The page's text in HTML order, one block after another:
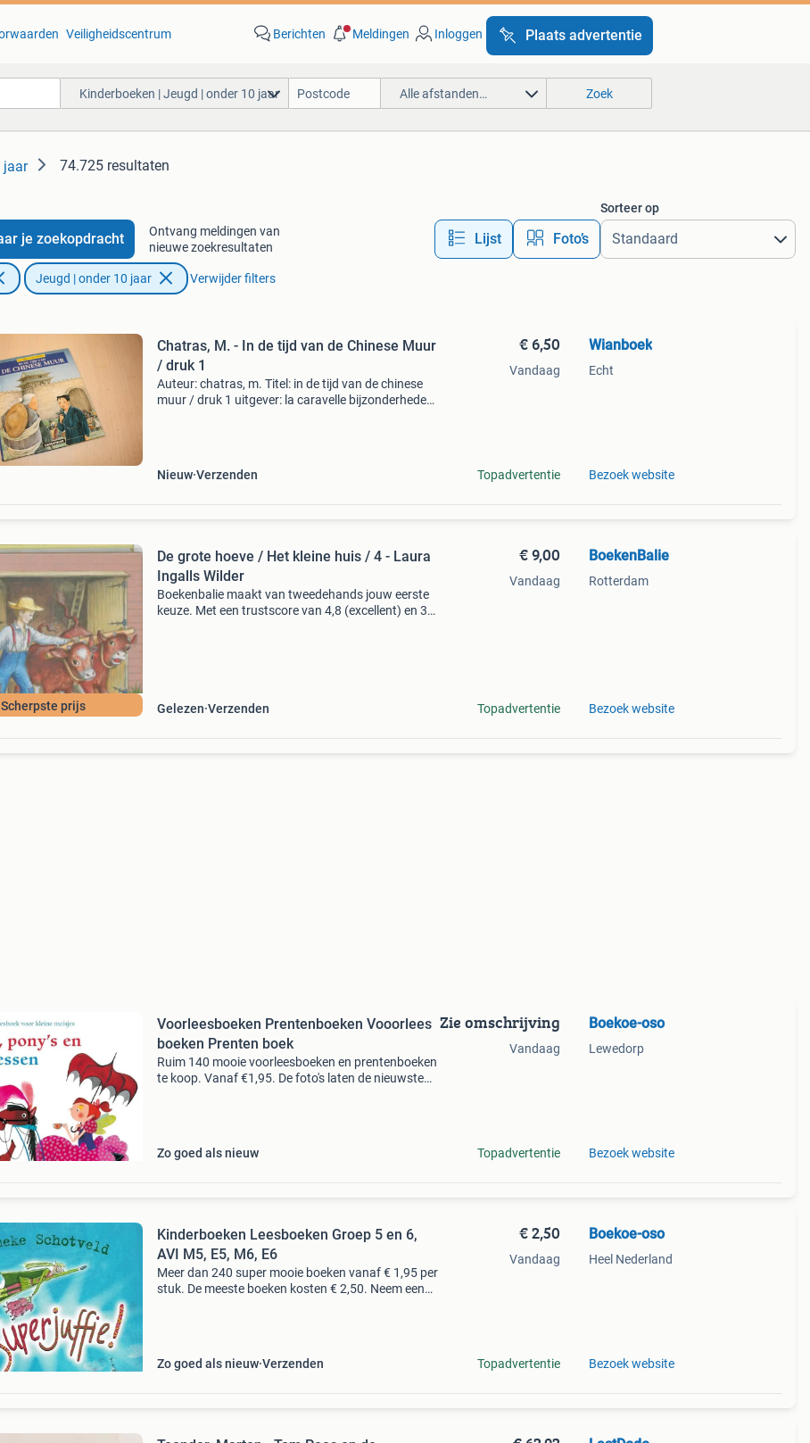
Veiligheidscentrum Berichten Meldingen Inloggen Plaats advertentie
Kinderboeken | Jeugd | onder 10 jaar Alle afstanden… Zoek
jaar 74.725 resultaten
je zoekopdracht
Ontvang meldingen van
nieuwe zoekresultaten
Lijst Foto’s
Sorteer op
Jeugd | onder 10 jaar Verwijder filters
Chatras, M. - In de tijd van de Chinese Muur
/ druk 1
Auteur: chatras, m. Titel: in de tijd van de chinese
muur / druk 1 uitgever: la caravelle bijzonderheden:
Nieuw Verzenden
€ 6,50
Vandaag
Topadvertentie
Wianboek
Echt
Bezoek website
Scherpste prijs
De grote hoeve / Het kleine huis / 4 - Laura
Ingalls Wilder
Boekenbalie maakt van tweedehands jouw eerste
keuze. Met een trustscore van 4,8 (excellent) en 30
Gelezen Verzenden
€ 9,00
Vandaag
Topadvertentie
BoekenBalie
Rotterdam
Bezoek website
Voorleesboeken Prentenboeken Vooorlees
boeken Prenten boek
Ruim 140 mooie voorleesboeken en prentenboeken
te koop. Vanaf €1,95. De foto's laten de nieuwste
Zo goed als nieuw
Zie omschrijving
Vandaag
Topadvertentie
Boekoe-oso
Lewedorp
Bezoek website
Kinderboeken Leesboeken Groep 5 en 6,
AVI M5, E5, M6, E6
Meer dan 240 super mooie boeken vanaf € 1,95 per
stuk. De meeste boeken kosten € 2,50. Neem een
Zo goed als nieuw Verzenden
€ 2,50
Vandaag
Topadvertentie
Boekoe-oso
Heel Nederland
Bezoek website